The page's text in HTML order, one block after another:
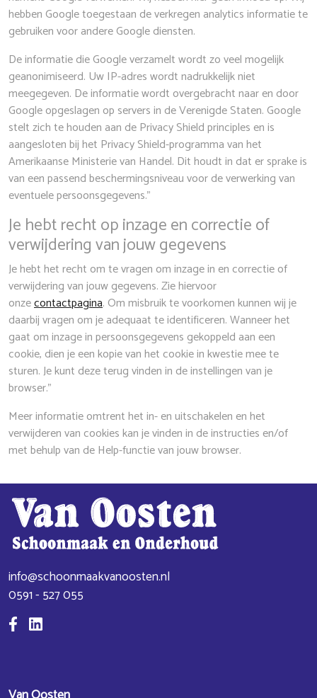
hebben Google toegestaan de verkregen analytics informatie te
gebruiken voor andere Google diensten.
De informatie die Google verzamelt wordt zo veel mogelijk
geanonimiseerd. Uw IP-adres wordt nadrukkelijk niet
meegegeven. De informatie wordt overgebracht naar en door
Google opgeslagen op servers in de Verenigde Staten. Google
stelt zich te houden aan de Privacy Shield principles en is
aangesloten bij het Privacy Shield-programma van het
Amerikaanse Ministerie van Handel. Dit houdt in dat er sprake is
van een passend beschermingsniveau voor de verwerking van
eventuele persoonsgegevens.”
Je hebt recht op inzage en correctie of
verwijdering van jouw gegevens
Je hebt het recht om te vragen om inzage in en correctie of
verwijdering van jouw gegevens. Zie hiervoor
onzecontactpagina. Om misbruik te voorkomen kunnen wij je
daarbij vragen om je adequaat te identificeren. Wanneer het
gaat om inzage in persoonsgegevens gekoppeld aan een
cookie, dien je een kopie van het cookie in kwestie mee te
sturen. Je kunt deze terug vinden in de instellingen van je
browser.”
Meer informatie omtrent het in- en uitschakelen en het
verwijderen van cookies kan je vinden in de instructies en/of
met behulp van de Help-functie van jouw browser.
info@schoonmaakvanoosten.nl
0591 - 527 055